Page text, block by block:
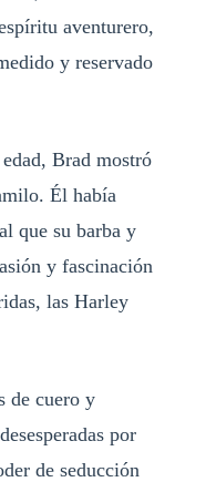
aventurero,
y reservado
Brad mostró
Él había
que su barba y
y fascinación
las Harley
de cuero y
por
de seducción